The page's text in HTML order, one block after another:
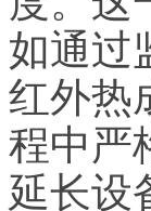
如通过
红外热
程中严
延长设